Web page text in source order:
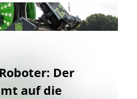
Der
auf die